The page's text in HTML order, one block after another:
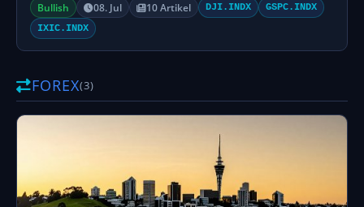
Bullish 08. Jul 10 Artikel DJI.INDX
GSPC.INDX
IXIC.INDX
FOREX(3)